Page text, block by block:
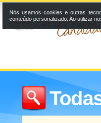
Nós usamos cookies e outras
conteúdo personalizado. Ao utilizar